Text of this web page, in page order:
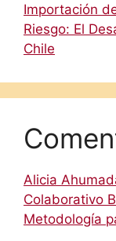
Importación
Riesgo: El
Chile
Alicia
Colaborativo
Metodología